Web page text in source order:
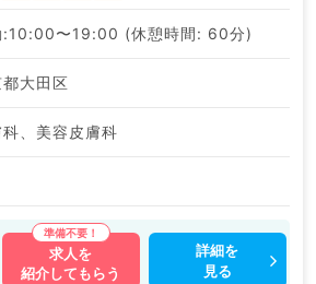
:10:00〜19:00 (休憩時間: 60分)
大田区
科、美容皮膚科
求人を
紹介してもらう
詳細を
見る